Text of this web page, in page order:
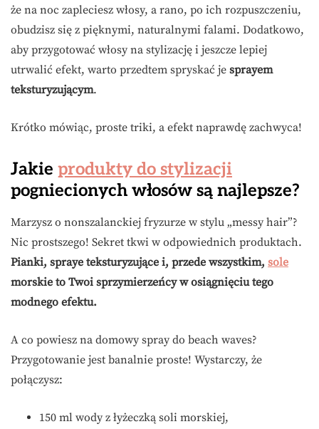
że na noc zapleciesz włosy, a rano, po ich rozpuszczeniu,
obudzisz się z pięknymi, naturalnymi falami. Dodatkowo,
aby przygotować włosy na stylizację i jeszcze lepiej
utrwalić efekt, warto przedtem spryskać je sprayem
teksturyzującym.
Krótko mówiąc, proste triki, a efekt naprawdę zachwyca!
Jakie produkty do stylizacji
pogniecionych włosów są najlepsze?
Marzysz o nonszalanckiej fryzurze w stylu „messy hair”?
Nic prostszego! Sekret tkwi w odpowiednich produktach.
Pianki, spraye teksturyzujące i, przede wszystkim, sole
morskie to Twoi sprzymierzeńcy w osiągnięciu tego
modnego efektu.
A co powiesz na domowy spray do beach waves?
Przygotowanie jest banalnie proste! Wystarczy, że
połączysz:
150 ml wody z łyżeczką soli morskiej,